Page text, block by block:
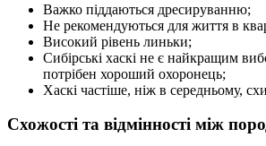
Важко піддаються дресируванню;
Не рекомендуються для життя в
Високий рівень линьки;
Сибірські хаскі не є найкращим
потрібен хороший охоронець;
Хаскі частіше, ніж в середньому,
Схожості та відмінності між